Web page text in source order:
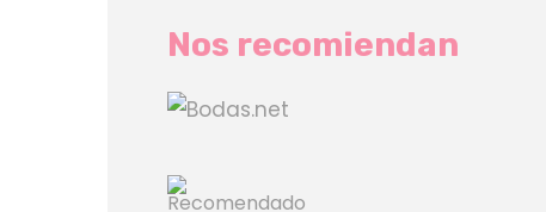
Nos recomiendan